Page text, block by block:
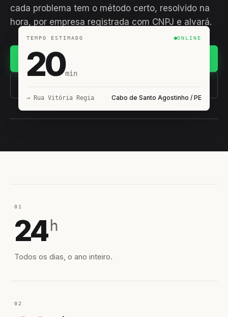
cada problema tem o método certo, resolvido na
hora, por empresa registrada com CNPJ e alvará.
(11) 93407-8838
TEMPO ESTIMADO ONLINE
20min
→ Rua Vitória Regia Cabo de Santo Agostinho / PE
01
24 h
Todos os dias, o ano inteiro.
02